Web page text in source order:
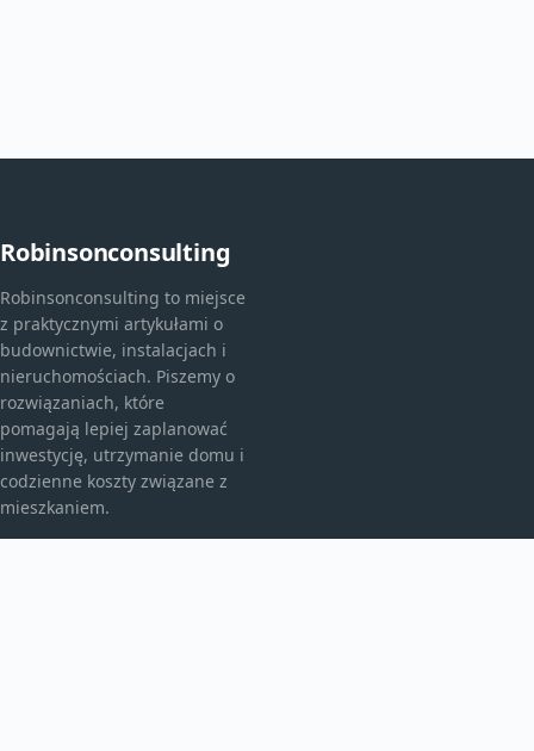
Robinsonconsulting
Robinsonconsulting to miejsce
z praktycznymi artykułami o
budownictwie, instalacjach i
nieruchomościach. Piszemy o
rozwiązaniach, które
pomagają lepiej zaplanować
inwestycję, utrzymanie domu i
codzienne koszty związane z
mieszkaniem.